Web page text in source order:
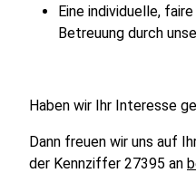
Eine individuelle,
Betreuung durch
Haben wir Ihr Interesse
Dann freuen wir uns auf
der Kennziffer 27395 an